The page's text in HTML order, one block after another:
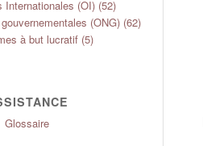
Internationales (OI) (52)
(ONG)(62)
à but lucratif (5)
Glossaire